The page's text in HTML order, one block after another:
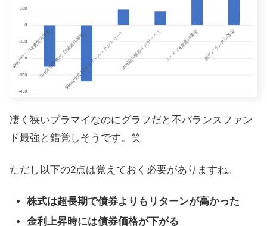
凄く狭いプラマイなのにグラフだと不バランスファン
ド最強と錯覚しそうです。笑
ただし以下の2点は覚えておく必要がありますね。
株式は超長期で債券よりもリターンが高かった
金利上昇時には債券価格が下がる